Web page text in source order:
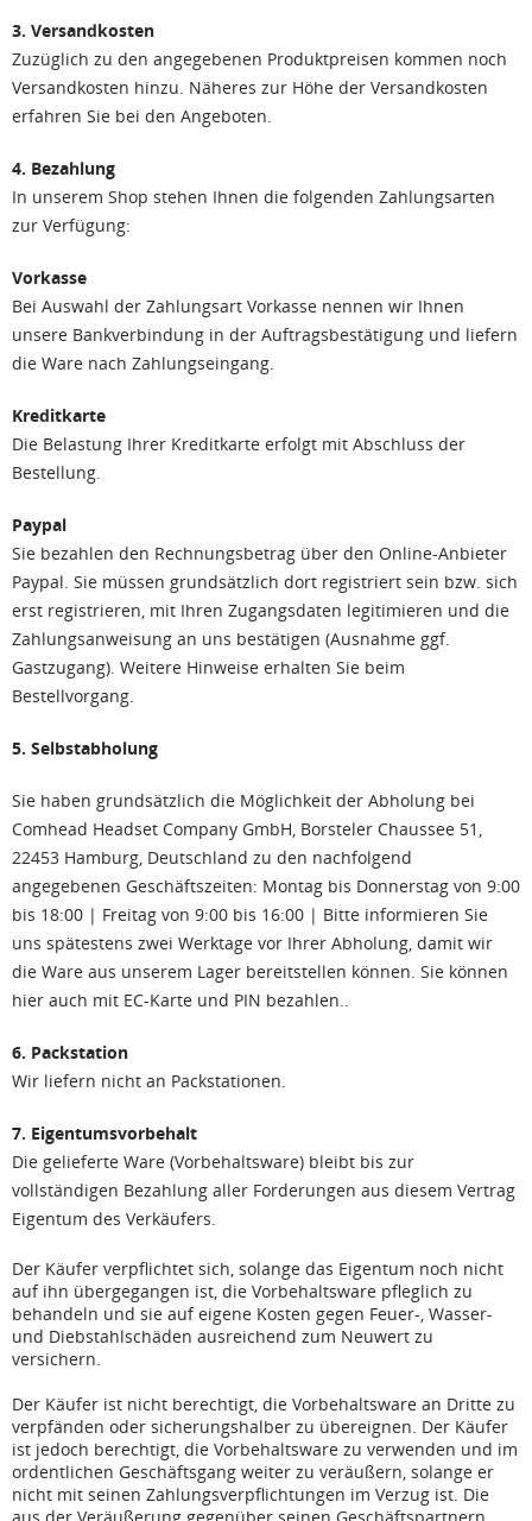
3. Versandkosten
Zuzüglich zu den angegebenen Produktpreisen kommen noch
Versandkosten hinzu. Näheres zur Höhe der Versandkosten
erfahren Sie bei den Angeboten.
4. Bezahlung
In unserem Shop stehen Ihnen die folgenden Zahlungsarten
zur Verfügung:
Vorkasse
Bei Auswahl der Zahlungsart Vorkasse nennen wir Ihnen
unsere Bankverbindung in der Auftragsbestätigung und liefern
die Ware nach Zahlungseingang.
Kreditkarte
Die Belastung Ihrer Kreditkarte erfolgt mit Abschluss der
Bestellung.
Paypal
Sie bezahlen den Rechnungsbetrag über den Online-Anbieter
Paypal. Sie müssen grundsätzlich dort registriert sein bzw. sich
erst registrieren, mit Ihren Zugangsdaten legitimieren und die
Zahlungsanweisung an uns bestätigen (Ausnahme ggf.
Gastzugang). Weitere Hinweise erhalten Sie beim
Bestellvorgang.
5. Selbstabholung
Sie haben grundsätzlich die Möglichkeit der Abholung bei
Comhead Headset Company GmbH, Borsteler Chaussee 51,
22453 Hamburg, Deutschland zu den nachfolgend
angegebenen Geschäftszeiten: Montag bis Donnerstag von 9:00
bis 18:00 | Freitag von 9:00 bis 16:00 | Bitte informieren Sie
uns spätestens zwei Werktage vor Ihrer Abholung, damit wir
die Ware aus unserem Lager bereitstellen können. Sie können
hier auch mit EC-Karte und PIN bezahlen..
6. Packstation
Wir liefern nicht an Packstationen.
7. Eigentumsvorbehalt
Die gelieferte Ware (Vorbehaltsware) bleibt bis zur
vollständigen Bezahlung aller Forderungen aus diesem Vertrag
Eigentum des Verkäufers.
Der Käufer verpflichtet sich, solange das Eigentum noch nicht
auf ihn übergegangen ist, die Vorbehaltsware pfleglich zu
behandeln und sie auf eigene Kosten gegen Feuer-, Wasser-
und Diebstahlschäden ausreichend zum Neuwert zu
versichern.
Der Käufer ist nicht berechtigt, die Vorbehaltsware an Dritte zu
verpfänden oder sicherungshalber zu übereignen. Der Käufer
ist jedoch berechtigt, die Vorbehaltsware zu verwenden und im
ordentlichen Geschäftsgang weiter zu veräußern, solange er
nicht mit seinen Zahlungsverpflichtungen im Verzug ist. Die